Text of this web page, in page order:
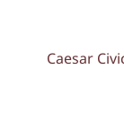
Caesar